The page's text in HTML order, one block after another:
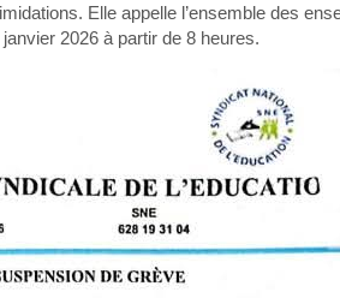
Elle appelle l’ensemble des
2026 à partir de 8 heures.